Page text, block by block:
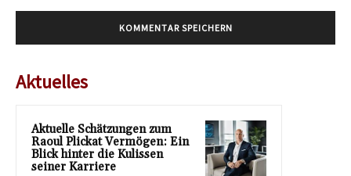
Aktuelles
Aktuelle Schätzungen zum
Raoul Plickat Vermögen: Ein
Blick hinter die Kulissen
seiner Karriere